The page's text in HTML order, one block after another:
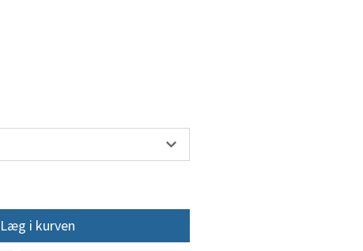
Læg i kurven